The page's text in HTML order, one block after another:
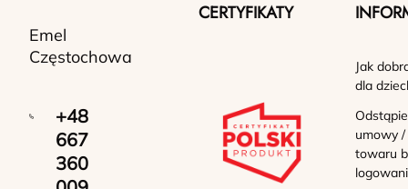
Emel
Częstochowa
+48
667
360
CERTYFIKATY
Jak
dla
umowy
towaru